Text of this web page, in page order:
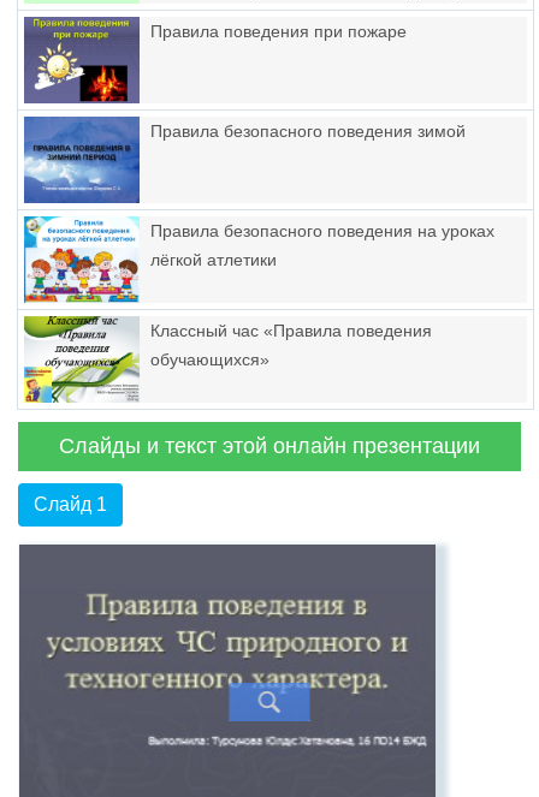
Правила поведения при пожаре
Правила безопасного поведения зимой
Правила безопасного поведения на уроках
лёгкой атлетики
Классный час «Правила поведения
обучающихся»
Слайды и текст этой онлайн презентации
Слайд 1